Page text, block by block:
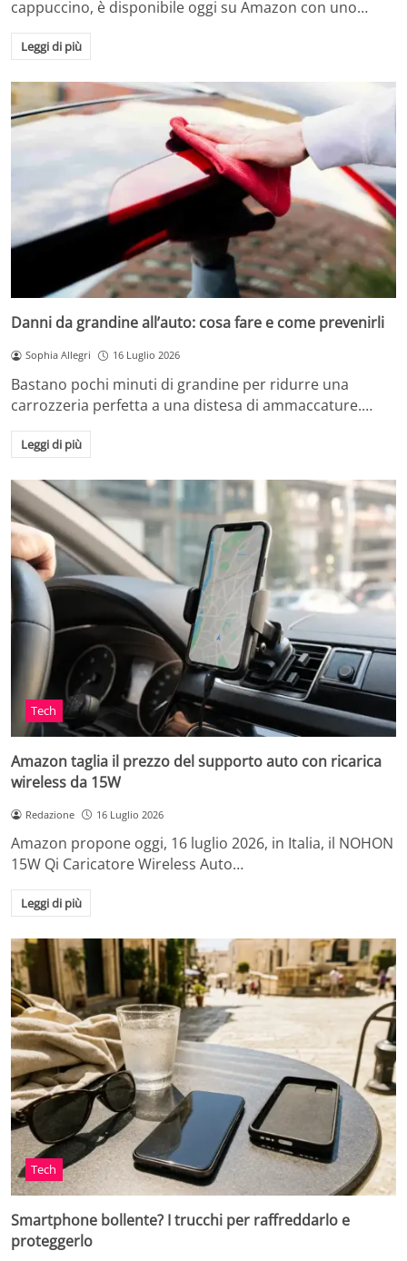
cappuccino, è disponibile oggi su Amazon con uno…
Leggi di più
Danni da grandine all’auto: cosa fare e come prevenirli
Sophia Allegri 16 Luglio 2026
Bastano pochi minuti di grandine per ridurre una
carrozzeria perfetta a una distesa di ammaccature.…
Leggi di più
Tech
Amazon taglia il prezzo del supporto auto con ricarica
wireless da 15W
Redazione 16 Luglio 2026
Amazon propone oggi, 16 luglio 2026, in Italia, il NOHON
15W Qi Caricatore Wireless Auto…
Leggi di più
Tech
Smartphone bollente? I trucchi per raffreddarlo e
proteggerlo